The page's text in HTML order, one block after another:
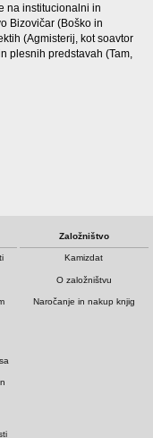
na institucionalni in
Bizovičar (Boško in
(Agmisterij, kot soavtor
plesnih predstavah (Tam,
Založništvo
Kamizdat
O založništvu
Naročanje in nakup knjig